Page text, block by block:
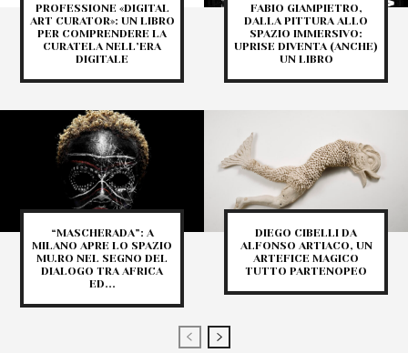
PROFESSIONE «DIGITAL
ART CURATOR»: UN LIBRO
PER COMPRENDERE LA
CURATELA NELL’ERA
DIGITALE
FABIO GIAMPIETRO,
DALLA PITTURA ALLO
SPAZIO IMMERSIVO:
UPRISE DIVENTA (ANCHE)
UN LIBRO
“MASCHERADA”: A
MILANO APRE LO SPAZIO
MU.RO NEL SEGNO DEL
DIALOGO TRA AFRICA
ED...
DIEGO CIBELLI DA
ALFONSO ARTIACO, UN
ARTEFICE MAGICO
TUTTO PARTENOPEO